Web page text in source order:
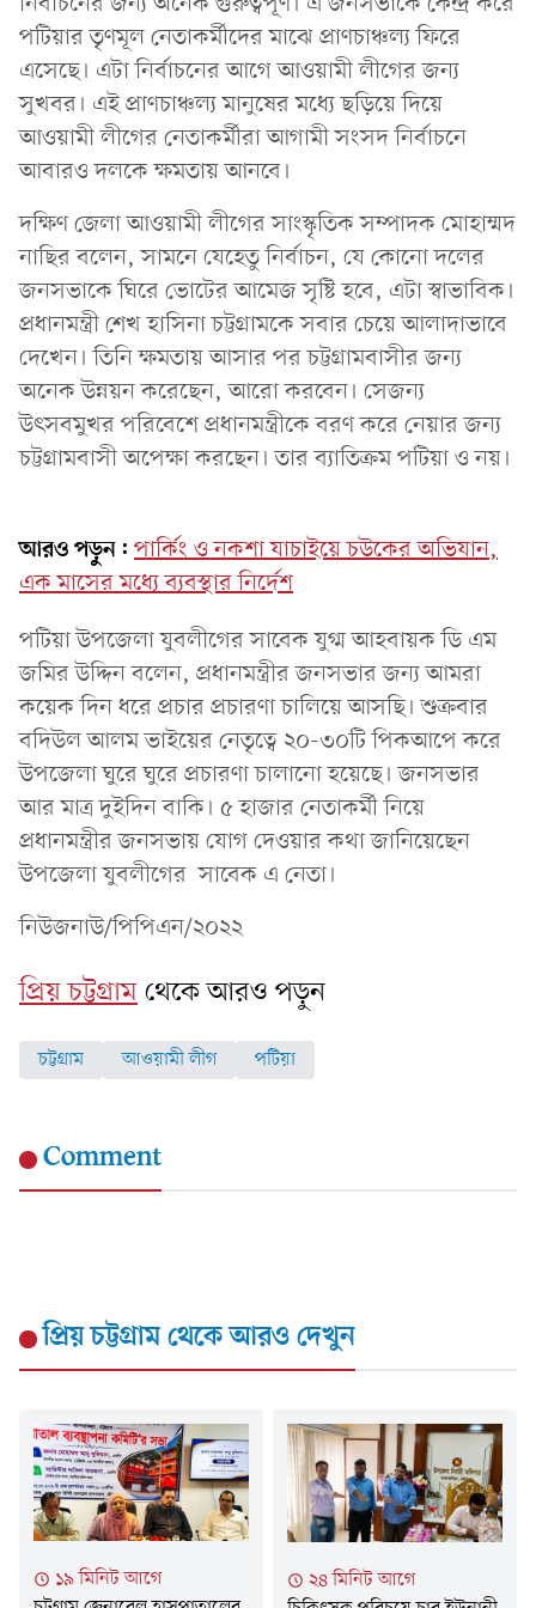
পটিয়ার তৃণমূল নেতাকর্মীদের মাঝে প্রাণচাঞ্চল্য ফিরে
এসেছে। এটা নির্বাচনের আগে আওয়ামী লীগের জন্য
সুখবর। এই প্রাণচাঞ্চল্য মানুষের মধ্যে ছড়িয়ে দিয়ে
আওয়ামী লীগের নেতাকর্মীরা আগামী সংসদ নির্বাচনে
আবারও দলকে ক্ষমতায় আনবে।
দক্ষিণ জেলা আওয়ামী লীগের সাংস্কৃতিক সম্পাদক মোহাম্মদ
নাছির বলেন, সামনে যেহেতু নির্বাচন, যে কোনো দলের
জনসভাকে ঘিরে ভোটের আমেজ সৃষ্টি হবে, এটা স্বাভাবিক।
প্রধানমন্ত্রী শেখ হাসিনা চট্টগ্রামকে সবার চেয়ে আলাদাভাবে
দেখেন। তিনি ক্ষমতায় আসার পর চট্টগ্রামবাসীর জন্য
অনেক উন্নয়ন করেছেন, আরো করবেন। সেজন্য
উৎসবমুখর পরিবেশে প্রধানমন্ত্রীকে বরণ করে নেয়ার জন্য
চট্টগ্রামবাসী অপেক্ষা করছেন। তার ব্যাতিক্রম পটিয়া ও নয়।
আরও পড়ুন: পার্কিং ও নকশা যাচাইয়ে চউকের অভিযান,
এক মাসের মধ্যে ব্যবস্থার নির্দেশ
পটিয়া উপজেলা যুবলীগের সাবেক যুগ্ম আহবায়ক ডি এম
জমির উদ্দিন বলেন, প্রধানমন্ত্রীর জনসভার জন্য আমরা
কয়েক দিন ধরে প্রচার প্রচারণা চালিয়ে আসছি। শুক্রবার
বদিউল আলম ভাইয়ের নেতৃত্বে ২০-৩০টি পিকআপে করে
উপজেলা ঘুরে ঘুরে প্রচারণা চালানো হয়েছে। জনসভার
আর মাত্র দুইদিন বাকি। ৫ হাজার নেতাকর্মী নিয়ে
প্রধানমন্ত্রীর জনসভায় যোগ দেওয়ার কথা জানিয়েছেন
উপজেলা যুবলীগের সাবেক এ নেতা।
নিউজনাউ/পিপিএন/২০২২
প্রিয় চট্টগ্রামথেকে আরও পড়ুন
চট্টগ্রাম আওয়ামী লীগ পটিয়া
Comment
প্রিয় চট্টগ্রামথেকে আরও দেখুন
১৯ মিনিট আগে
২৪ মিনিট আগে